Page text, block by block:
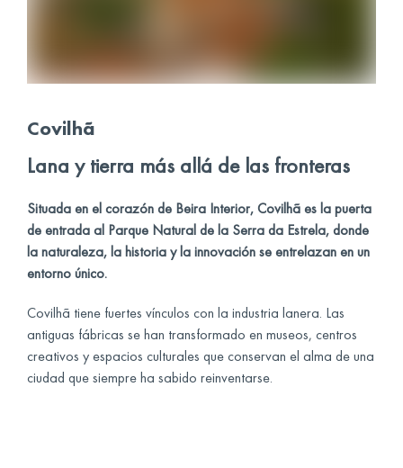
Covilhã
Lana y tierra más allá de las fronteras
Situada en el corazón de Beira Interior, Covilhã es la puerta
de entrada al Parque Natural de la Serra da Estrela, donde
la naturaleza, la historia y la innovación se entrelazan en un
entorno único.
Covilhã tiene fuertes vínculos con la industria lanera. Las
antiguas fábricas se han transformado en museos, centros
creativos y espacios culturales que conservan el alma de una
ciudad que siempre ha sabido reinventarse.